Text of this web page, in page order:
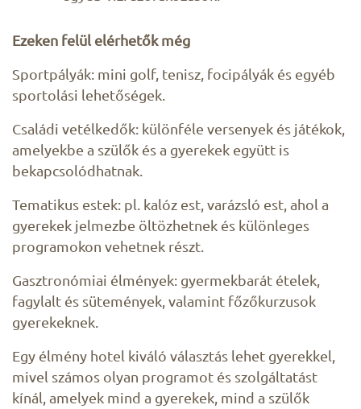
Ezeken felül elérhetők még
Sportpályák: mini golf, tenisz, focipályák és egyéb
sportolási lehetőségek.
Családi vetélkedők: különféle versenyek és játékok,
amelyekbe a szülők és a gyerekek együtt is
bekapcsolódhatnak.
Tematikus estek: pl. kalóz est, varázsló est, ahol a
gyerekek jelmezbe öltözhetnek és különleges
programokon vehetnek részt.
Gasztronómiai élmények: gyermekbarát ételek,
fagylalt és sütemények, valamint főzőkurzusok
gyerekeknek.
Egy élmény hotel kiváló választás lehet gyerekkel,
mivel számos olyan programot és szolgáltatást
kínál, amelyek mind a gyerekek, mind a szülők